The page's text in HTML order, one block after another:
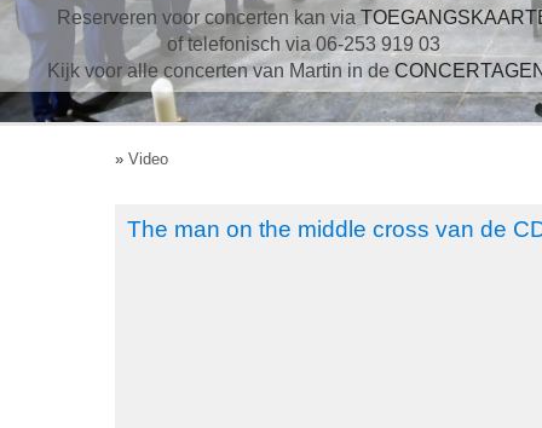
Reserveren voor concerten kan via
of telefonisch via 06-253 919 03
Kijk voor alle concerten van Martin in de
» Video
The man on the middle cross van de